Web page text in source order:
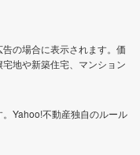
の場合に表示されます。価
地や新築住宅、マンション
Yahoo!不動産独自のルール